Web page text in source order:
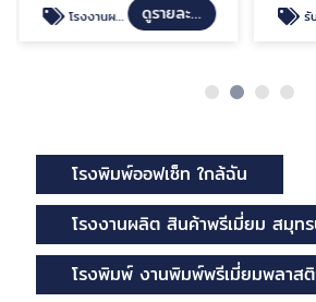
โรงงานผลิต สินค้าพรีเมี่ยม สมุทรปราการ ดูรายละเอียด รับผลิตพั
โรงพิมพ์ออฟเซ็ท ใกล้ฉัน
โรงงานผลิต สินค้าพรีเมี่ยม สมุทร
โรงพิมพ์ งานพิมพ์พรีเมี่ยมพลาส